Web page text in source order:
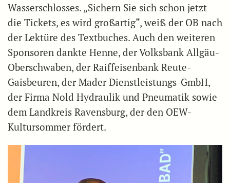
Wasserschlosses. „Sichern Sie sich schon jetzt
die Tickets, es wird großartig“, weiß der OB nach
der Lektüre des Textbuches. Auch den weiteren
Sponsoren dankte Henne, der Volksbank Allgäu-
Oberschwaben, der Raiffeisenbank Reute-
Gaisbeuren, der Mader Dienstleistungs-GmbH,
der Firma Nold Hydraulik und Pneumatik sowie
dem Landkreis Ravensburg, der den OEW-
Kultursommer fördert.